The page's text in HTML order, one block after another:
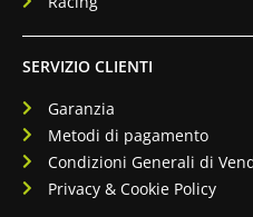
SERVIZIO CLIENTI
Garanzia
Metodi di pagamento
Condizioni Generali di
Privacy & Cookie Policy